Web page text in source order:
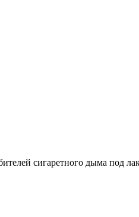
сигаретного дыма под